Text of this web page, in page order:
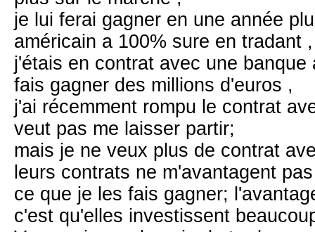
je lui ferai gagner en une année
américain a 100% sure en tradant ,
j'étais en contrat avec une banque
fais gagner des millions d'euros ,
j'ai récemment rompu le contrat
veut pas me laisser partir;
mais je ne veux plus de contrat
leurs contrats ne m'avantagent
ce que je les fais gagner;
c'est qu'elles investissent